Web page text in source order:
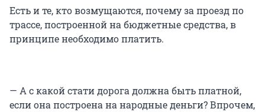
Есть и те, кто возмущаются, почему за проезд по
трассе, построенной на бюджетные средства, в
принципе необходимо платить.
— А с какой стати дорога должна быть платной,
если она построена на народные деньги? Впрочем,